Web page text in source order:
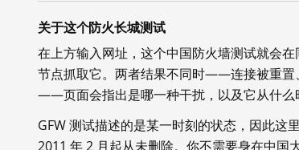
关于这个防火长城测试
在上方输入网址，这个中国防火墙测试就会
节点抓取它。两者结果不同时——连接被重置
——页面会指出是哪一种干扰，以及它从什么
GFW 测试描述的是某一时刻的状态，因此这
2011 年 2 月起从未删除。你不需要身在中国